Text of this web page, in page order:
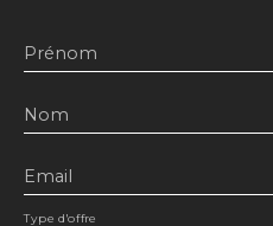
Prénom
Nom
Email
Type d'offre